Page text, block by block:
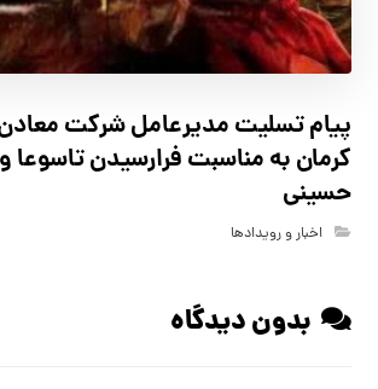
پیام تسلیت مدیرعامل شرکت
کرمان به مناسبت فرارسیدن تاسوعا
حسینی
اخبار و رویدادها
بدون دیدگاه